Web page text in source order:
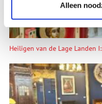
Alleen
Heiligen van de Lage Landen